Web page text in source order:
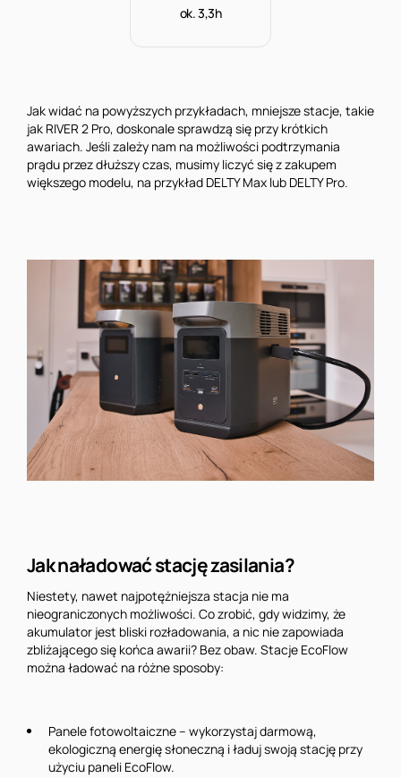
ok. 3,3h
Jak widać na powyższych przykładach, mniejsze stacje, takie
jak RIVER 2 Pro, doskonale sprawdzą się przy krótkich
awariach. Jeśli zależy nam na możliwości podtrzymania
prądu przez dłuższy czas, musimy liczyć się z zakupem
większego modelu, na przykład DELTY Max lub DELTY Pro.
Jak naładować stację zasilania?
Niestety, nawet najpotężniejsza stacja nie ma
nieograniczonych możliwości. Co zrobić, gdy widzimy, że
akumulator jest bliski rozładowania, a nic nie zapowiada
zbliżającego się końca awarii? Bez obaw. Stacje EcoFlow
można ładować na różne sposoby:
Panele fotowoltaiczne – wykorzystaj darmową,
ekologiczną energię słoneczną i ładuj swoją stację przy
użyciu paneli EcoFlow.